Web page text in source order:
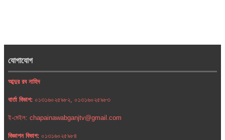
যোগাযোগ
আব্দুর রব নাহিদ
বার্তা বিভাগ: ০১৩১৬০২৫৯৮২, ০১৩১৬০২৫৯৮৩
ই-মেইল: chapainawabganjtv@gmail.com
বিজ্ঞাপন বিভাগ: ০১৩১৬০২৫৯৮৪